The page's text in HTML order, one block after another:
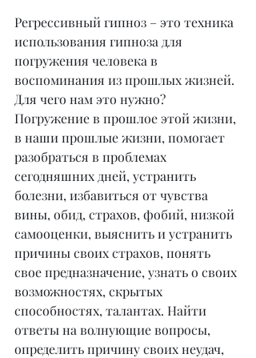
Регрессивный гипноз – это техника
использования гипноза для
погружения человека в
воспоминания из прошлых жизней.
Для чего нам это нужно?
Погружение в прошлое этой жизни,
в наши прошлые жизни, помогает
разобраться в проблемах
сегодняшних дней, устранить
болезни, избавиться от чувства
вины, обид, страхов, фобий, низкой
самооценки, выяснить и устранить
причины своих страхов, понять
свое предназначение, узнать о своих
возможностях, скрытых
способностях, талантах. Найти
ответы на волнующие вопросы,
определить причину своих неудач,